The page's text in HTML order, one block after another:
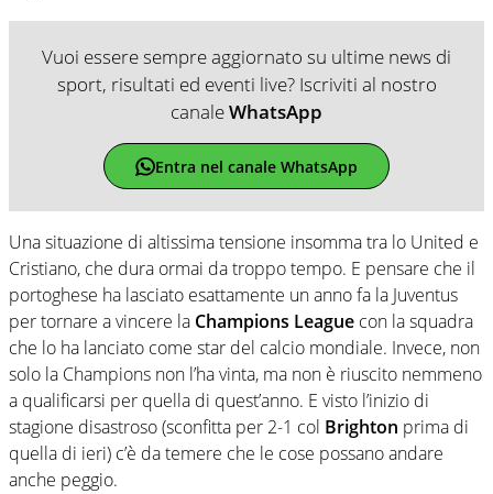
Vuoi essere sempre aggiornato su ultime news di
sport, risultati ed eventi live? Iscriviti al nostro
canaleWhatsApp
Entra nel canale WhatsApp
Una situazione di altissima tensione insomma tra lo United e
Cristiano, che dura ormai da troppo tempo. E pensare che il
portoghese ha lasciato esattamente un anno fa la Juventus
per tornare a vincere la Champions League con la squadra
che lo ha lanciato come star del calcio mondiale. Invece, non
solo la Champions non l’ha vinta, ma non è riuscito nemmeno
a qualificarsi per quella di quest’anno. E visto l’inizio di
stagione disastroso (sconfitta per 2-1 col Brighton prima di
quella di ieri) c’è da temere che le cose possano andare
anche peggio.